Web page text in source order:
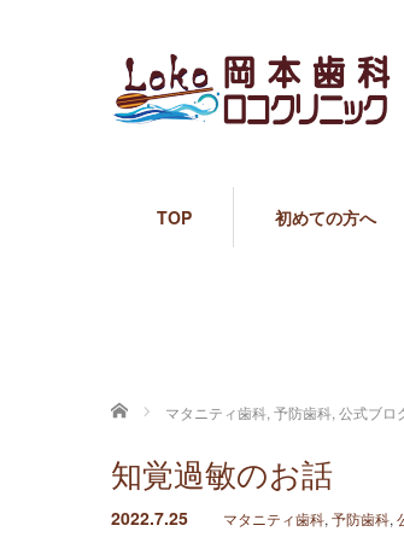
TOP 初めての方へ
ホーム マタニティ歯科, 予防歯科, 公式ブロ
知覚過敏のお話
2022.7.25 マタニティ歯科, 予防歯科,